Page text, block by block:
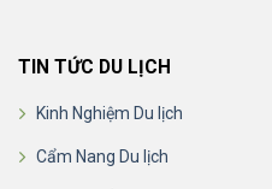
TIN TỨC DU LỊCH
Kinh Nghiệm Du lịch
Cẩm Nang Du lịch